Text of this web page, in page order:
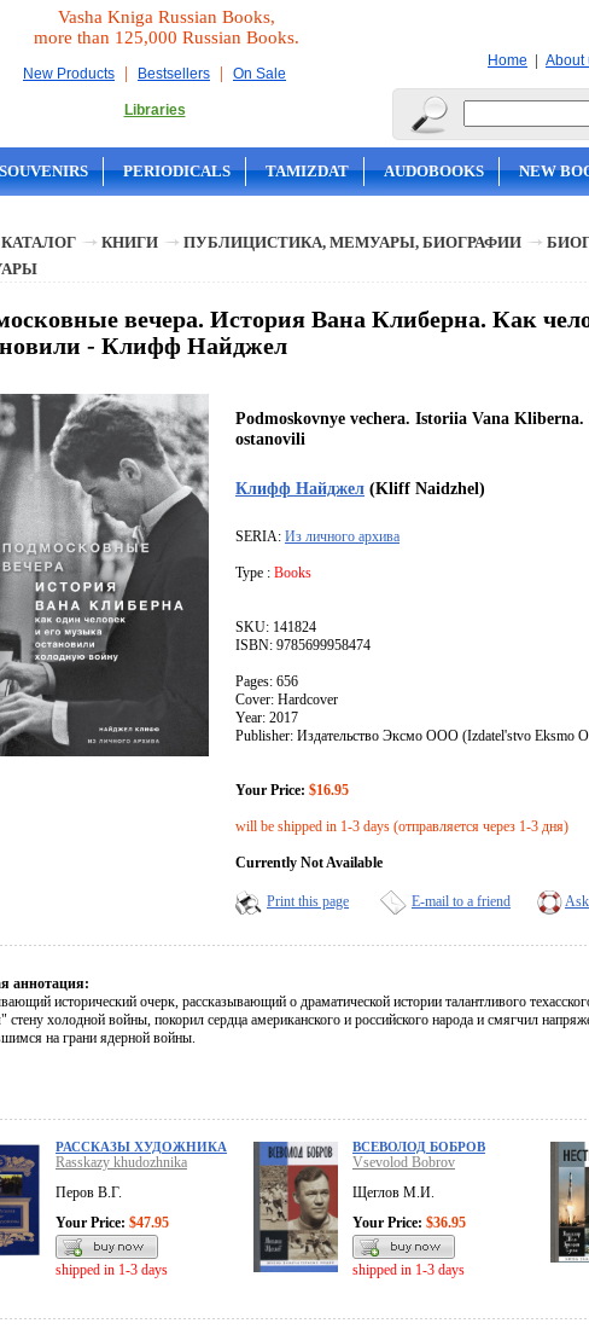
Vasha Kniga Russian Books,
more than 125,000 Russian Books.
New Products | Bestsellers | On Sale
Libraries
Home | About
PERIODICALS TAMIZDAT AUDOBOOKS NEW
КАТАЛОГ КНИГИ ПУБЛИЦИСТИКА, МЕМУАРЫ, БИОГРАФИИ
вечера. История Вана Клиберна. Как
- Клифф Найджел
Podmoskovnye vechera. Istoriia Vana
ostanovili
Клифф Найджел (Kliff Naidzhel)
SERIA: Из личного архива
Type : Books
SKU: 141824
ISBN: 9785699958474
Pages: 656
Cover: Hardcover
Year: 2017
Publisher: Издательство Эксмо ООО (Izdatel'stvo Eksmo
Your Price: $16.95
will be shipped in 1-3 days (отправляется через 1-3 дня)
Currently Not Available
Print this page E-mail to a friend
аннотация:
исторический очерк, рассказывающий о драматической истории талантливого
стену холодной войны, покорил сердца американского и российского народа и смягчил
на грани ядерной войны.
РАССКАЗЫ ХУДОЖНИКА
Rasskazy khudozhnika
Перов В.Г.
Your Price: $47.95
shipped in 1-3 days
ВСЕВОЛОД БОБРОВ
Vsevolod Bobrov
Щеглов М.И.
Your Price: $36.95
shipped in 1-3 days